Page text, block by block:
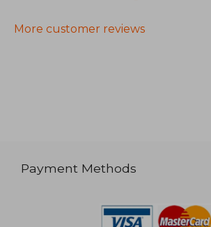
More customer reviews
Payment Methods